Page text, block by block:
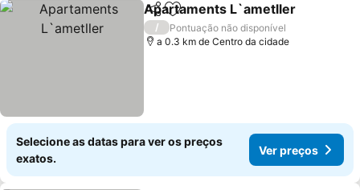
PartilharAdicionar aos favoritos
Apartaments L`ametller
/
Pontuação não disponível
a 0.3 km de Centro da cidade
Selecione as datas para ver os preços
exatos.
Ver preços